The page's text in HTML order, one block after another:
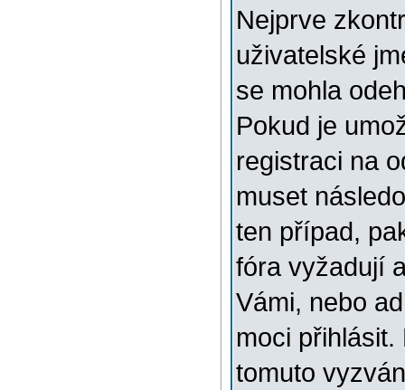
Nejprve
uživatelské
se mohla
Pokud je
registraci na
muset
ten případ,
fóra vyžadují
Vámi, nebo
moci
tomuto